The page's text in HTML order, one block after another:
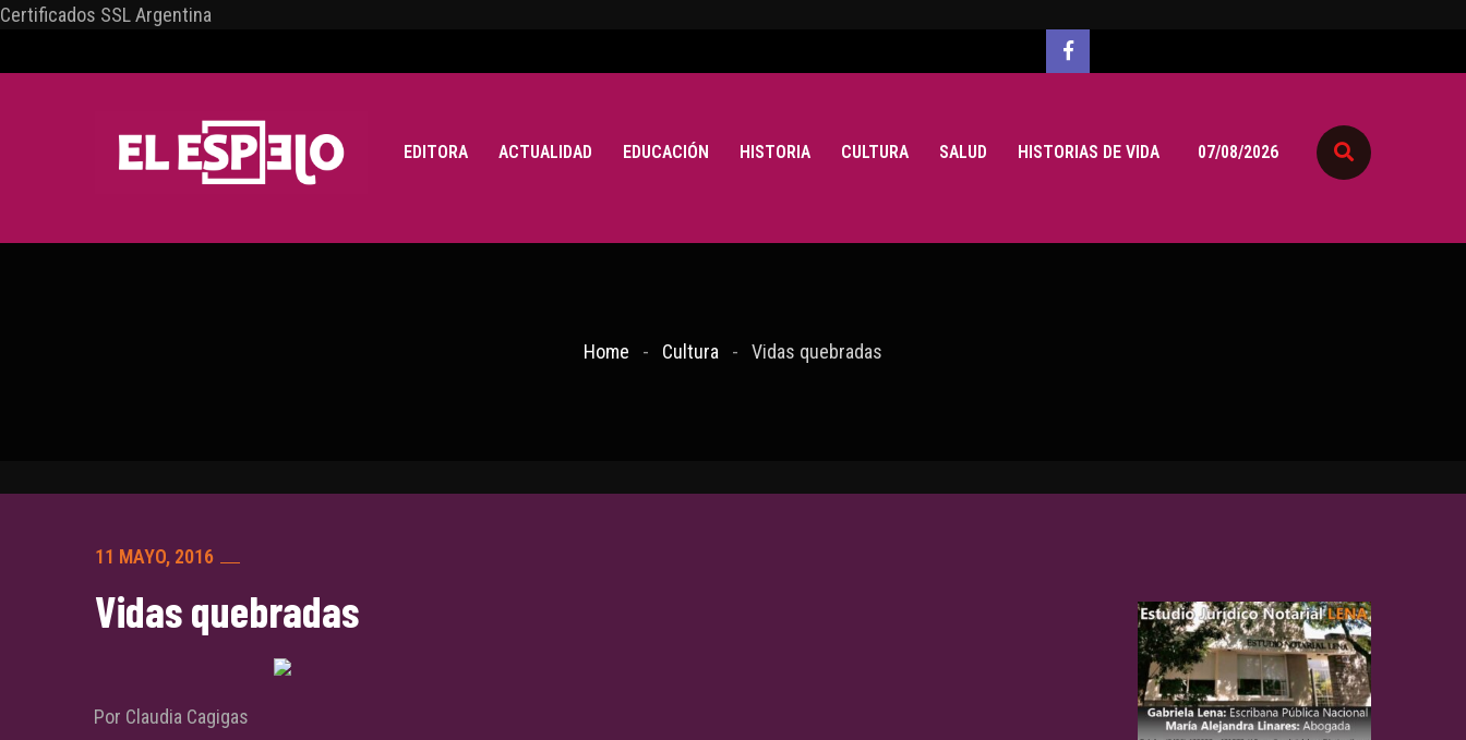
Certificados SSL Argentina
EDITORA ACTUALIDAD EDUCACIÓN HISTORIA CULTURA SALUD HISTORIAS DE VIDA 07/08/2026
Home Cultura Vidas quebradas
11 MAYO, 2016
Vidas quebradas
Por Claudia Cagigas